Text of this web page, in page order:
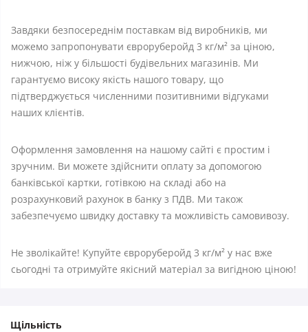
Завдяки безпосереднім поставкам від виробників, ми
можемо запропонувати євроруберойд 3 кг/м² за ціною,
нижчою, ніж у більшості будівельних магазинів. Ми
гарантуємо високу якість нашого товару, що
підтверджується численними позитивними відгуками
наших клієнтів.
Оформлення замовлення на нашому сайті є простим і
зручним. Ви можете здійснити оплату за допомогою
банківської картки, готівкою на складі або на
розрахунковий рахунок в банку з ПДВ. Ми також
забезпечуємо швидку доставку та можливість самовивозу.
Не зволікайте! Купуйте євроруберойд 3 кг/м² у нас вже
сьогодні та отримуйте якісний матеріал за вигідною ціною!
Щільність